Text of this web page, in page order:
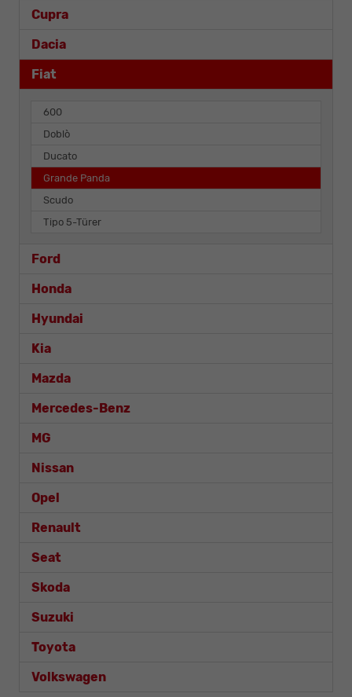
Cupra
Dacia
Fiat
600
Doblò
Ducato
Grande Panda
Scudo
Tipo 5-Türer
Ford
Honda
Hyundai
Kia
Mazda
Mercedes-Benz
MG
Nissan
Opel
Renault
Seat
Skoda
Suzuki
Toyota
Volkswagen